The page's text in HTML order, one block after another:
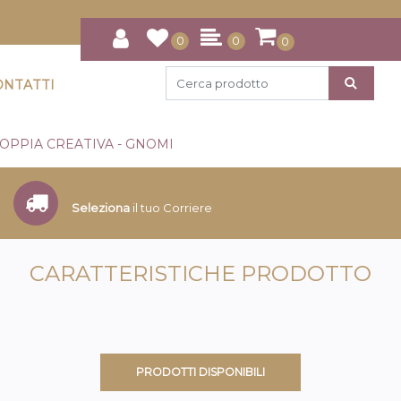
0 0 0
CREATIVA - GNOMI
Seleziona il tuo Corriere
CARATTERISTICHE PRODOTTO
PRODOTTI DISPONIBILI